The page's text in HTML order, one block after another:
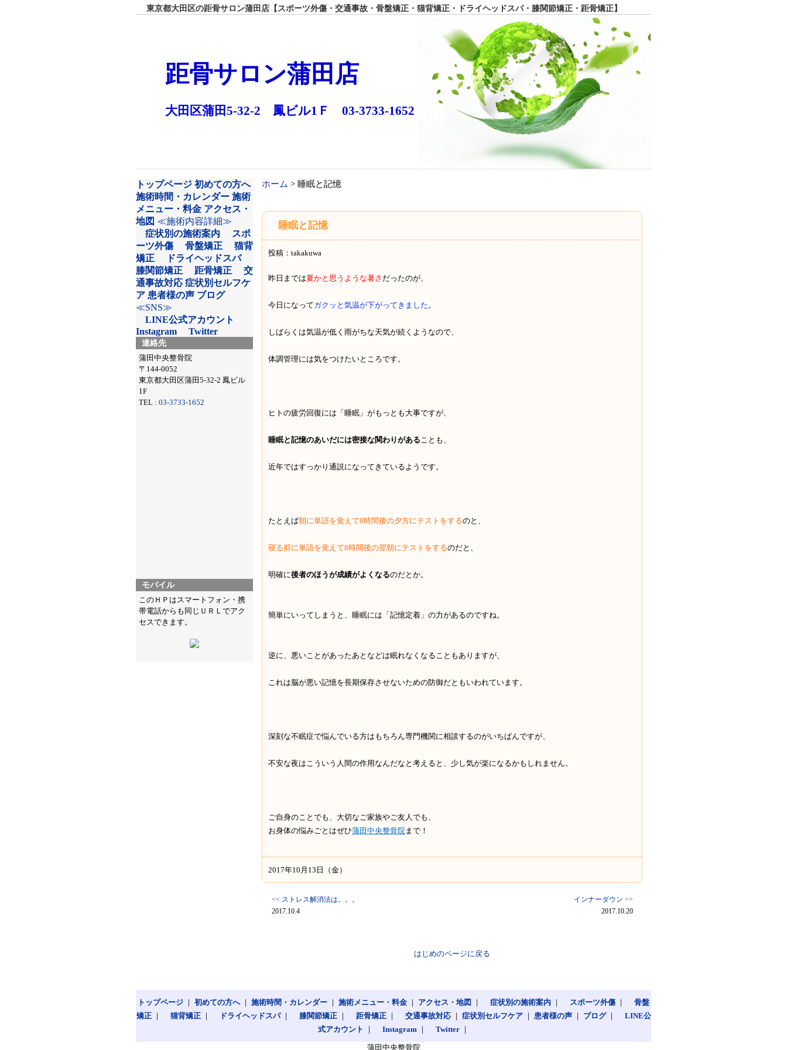
東京都大田区の距骨サロン蒲田店【スポーツ外傷・交通事故・骨盤矯正・猫背矯正・ドライヘッドスパ・膝関節矯正・距骨矯正】
距骨サロン蒲田店
大田区蒲田5-32-2 鳳ビル1Ｆ 03-3733-1652
トップページ 初めての方へ
施術時間・カレンダー 施術
メニュー・料金 アクセス・
地図 ≪施術内容詳細≫
症状別の施術案内
スポ
ーツ外傷
骨盤矯正
猫背
矯正
ドライヘッドスパ
膝関節矯正
距骨矯正
交
通事故対応 症状別セルフケ
ア 患者様の声 ブログ
≪SNS≫
LINE公式アカウント
Instagram
Twitter
連絡先
蒲田中央整骨院
〒144-0052
東京都大田区蒲田5-32-2 鳳ビル
1F
TEL : 03-3733-1652
モバイル
このＨＰはスマートフォン・携
帯電話からも同じＵＲＬでアク
セスできます。
ホーム > 睡眠と記憶
睡眠と記憶
投稿：takakuwa
昨日までは夏かと思うような暑さ だったのが、
今日になってガクッと気温が下がってきました。
しばらくは気温が低く雨がちな天気が続くようなので、
体調管理には気をつけたいところです。
ヒトの疲労回復には「睡眠」がもっとも大事ですが、
睡眠と記憶のあいだには密接な関わりがあることも、
近年ではすっかり通説になってきているようです。
たとえば朝に単語を覚えて8時間後の夕方にテストをするのと、
寝る前に単語を覚えて8時間後の翌朝にテストをするのだと、
明確に後者のほうが成績がよくなるのだとか。
簡単にいってしまうと、睡眠には「記憶定着」の力があるのですね。
逆に、悪いことがあったあとなどは眠れなくなることもありますが、
これは脳が悪い記憶を長期保存させないための防御だともいわれています。
深刻な不眠症で悩んでいる方はもちろん専門機関に相談するのがいちばんですが、
不安な夜はこういう人間の作用なんだなと考えると、少し気が楽になるかもしれません。
ご自身のことでも、大切なご家族やご友人でも、
お身体の悩みごとはぜひ蒲田中央整骨院まで！
2017年10月13日（金）
<< ストレス解消法は。。。
2017.10.4
インナーダウン >>
2017.10.20
はじめのページに戻る
トップページ ｜ 初めての方へ｜ 施術時間・カレンダー ｜ 施術メニュー・料金 ｜ アクセス・地図 ｜ 症状別の施術案内 ｜ スポーツ外傷 ｜
骨盤
矯正｜ 猫背矯正｜ ドライヘッドスパ｜ 膝関節矯正｜ 距骨矯正｜ 交通事故対応｜ 症状別セルフケア｜ 患者様の声｜ ブログ｜
LINE公
式アカウント
｜ Instagram ｜ Twitter ｜
蒲田中央整骨院